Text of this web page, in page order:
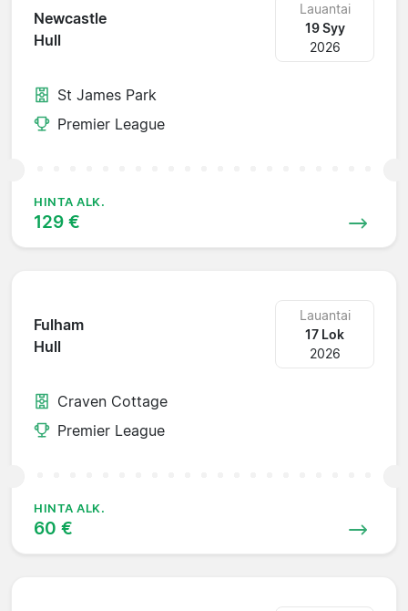
Newcastle
Hull
Lauantai
19 Syy
2026
St James Park
Premier League
HINTA ALK.
129 €
Fulham
Hull
Lauantai
17 Lok
2026
Craven Cottage
Premier League
HINTA ALK.
60 €